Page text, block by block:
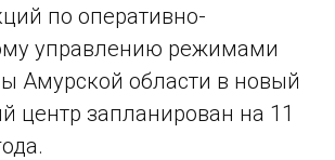
по оперативно-
управлению режимами
Амурской области в новый
центр запланирован на 11